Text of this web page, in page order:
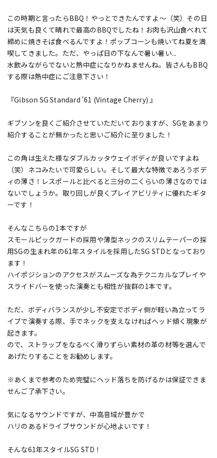
この時期と言ったらBBQ！やっとできたんですよ～（笑）その日
は天気も良くて晴れで最高のBBQでしたね！お肉も沢山食べれて
締めに焼きそば食べるんですよ！ポップコーンも焼いてね夏を満
喫してきました。ただ、やっぱ日の下なんで暑い暑い...
水飲みながらでないと熱中症になりかねませんね。皆さんもBBQ
する際は熱中症にご注意下さい！
『Gibson SG Standard '61 (Vintage Cherry) 』
ギブソンを良くご紹介させていただいておりますが、SGをあまり
紹介することが無かったと思いご紹介に至りました！
この角は生えた様なダブルカッタウェイボディが良いですよね
（笑）ネコみたいで可愛らしい。そして最大な特徴であろうボデ
ィの薄さ！レスポールと比べると三分の二くらいの薄さなのでは
ないでしょうか。取り回しが良くプレイアビリティに優れたギタ
ーです！
そんなこちらの1本ですが
スモールピックガードの採用や薄型ネックのスリムテーパーの採
用SGの生まれ年の61年スタイルを採用したSG STDとなっており
ます！
ハイポジションのアクセスがスムーズな為テクニカルなプレイや
スライドバーを使った演奏とも相性が抜群の1本です。
ただ、ボディバランスが少し不安定でボディ側が軽い為立ってラ
イブで演奏する際、手でネックを支えなければヘッド傾く現象が
起きます。
ので、ストラップをなるべく滑りずらい素材の革の材等を選んで
あげたりすることをお勧めします。
※あくまで参考のため完璧にヘッド落ちを防げるかは保証できま
せんご了承下さい。
気になるサウンドですが、中高音域が豊かで
ハリのあるドライブサウンドが心地よいです！
そんな61年スタイルSG STD！